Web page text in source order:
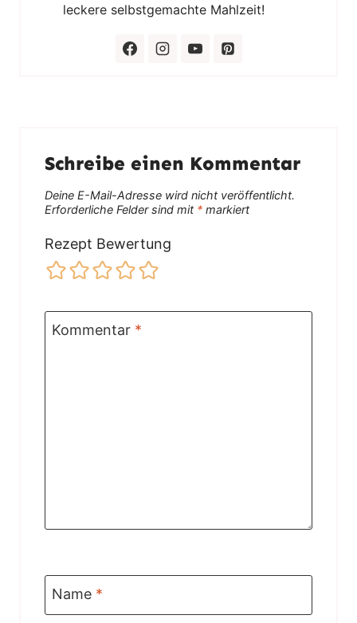
leckere selbstgemachte Mahlzeit!
Schreibe einen Kommentar
Deine E-Mail-Adresse wird nicht veröffentlicht.
Erforderliche Felder sind mit * markiert
Rezept Bewertung
Kommentar *
Name *